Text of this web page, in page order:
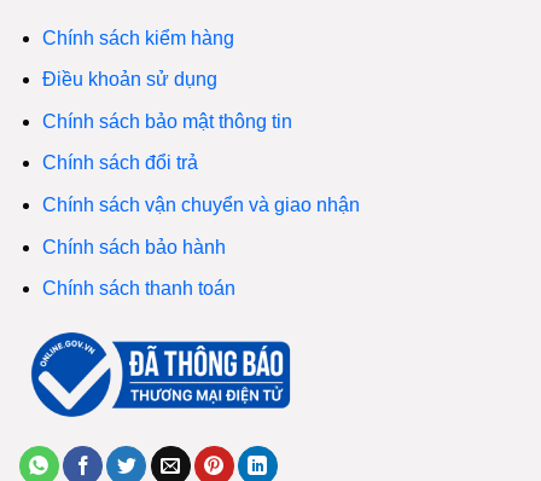
Chính sách kiểm hàng
Điều khoản sử dụng
Chính sách bảo mật thông tin
Chính sách đổi trả
Chính sách vận chuyển và giao nhận
Chính sách bảo hành
Chính sách thanh toán